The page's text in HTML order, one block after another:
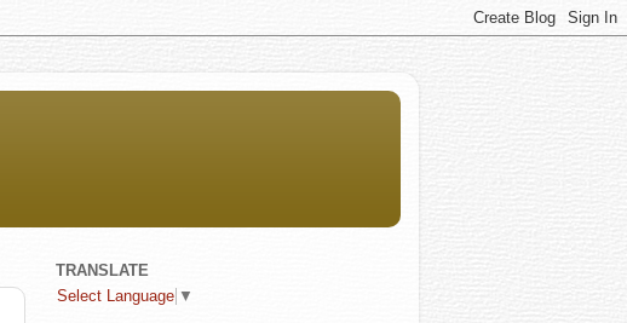
TRANSLATE
Select Language ▼